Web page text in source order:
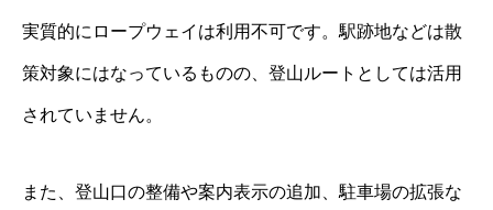
実質的にロープウェイは利用不可です。駅跡地などは散
策対象にはなっているものの、登山ルートとしては活用
されていません。
また、登山口の整備や案内表示の追加、駐車場の拡張な